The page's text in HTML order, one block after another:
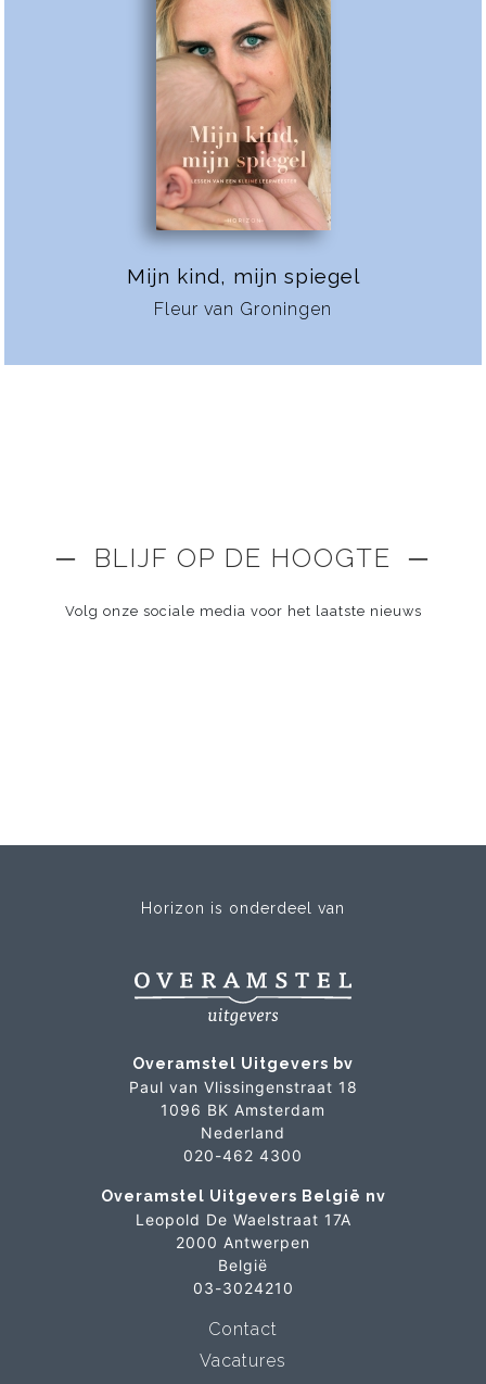
Mijn kind, mijn spiegel
Fleur van Groningen
─ BLIJF OP DE HOOGTE ─
Volg onze sociale media voor het laatste nieuws
Horizon is onderdeel van
Overamstel Uitgevers bv
Paul van Vlissingenstraat 18
1096 BK Amsterdam
Nederland
020-462 4300
Overamstel Uitgevers België nv
Leopold De Waelstraat 17A
2000 Antwerpen
België
03-3024210
Contact
Vacatures